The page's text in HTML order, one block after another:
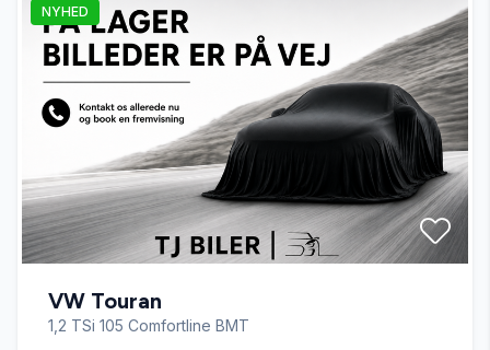
CD/radio
dæktryksmåler
el-indstillelige forsæder
el-indstilleligt førersæde med memory
el-soltag
NYHED
VW Touran
1,2 TSi 105 Comfortline BMT